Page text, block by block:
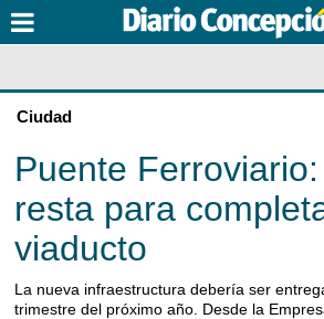
Ciudad
Puente
resta para
viaducto
La nueva infraestructura debería ser
trimestre del próximo año. Desde la